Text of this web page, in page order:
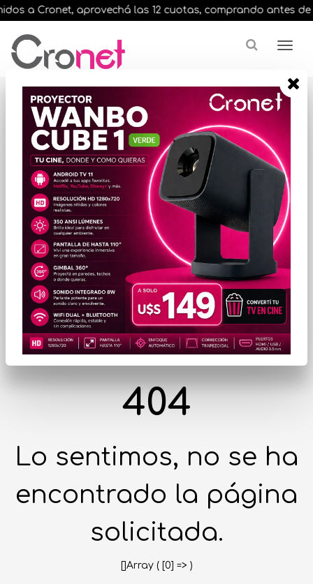
a Cronet, aprovechá las 12 cuotas, comprando antes de
404
Lo sentimos, no se ha
encontrado la página
solicitada.
[]Array ( [0] => )